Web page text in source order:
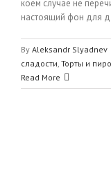
коем случае не
настоящий фон для
By Aleksandr Slyadnev
сладости, Торты и
Read More